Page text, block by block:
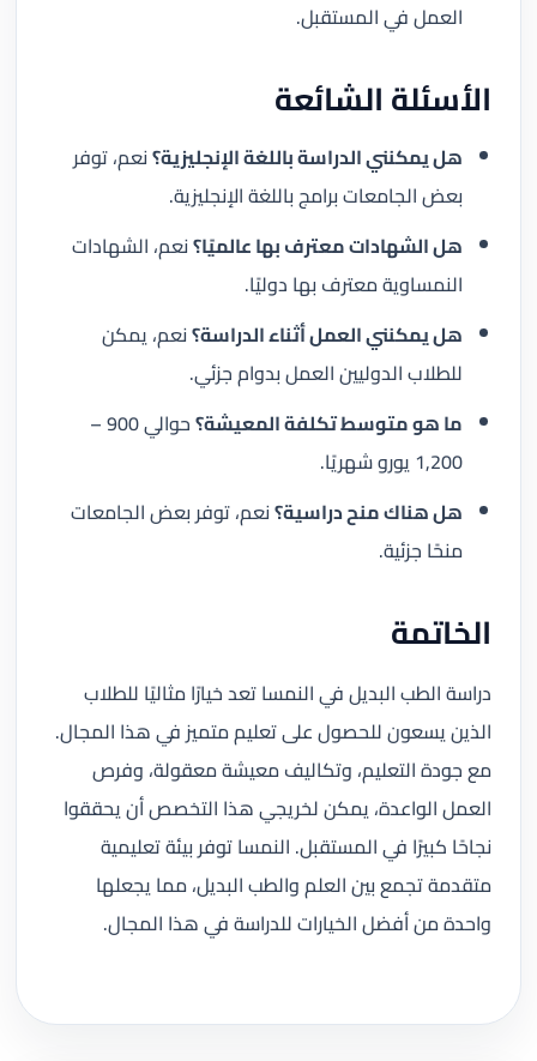
العمل في المستقبل.
الأسئلة الشائعة
هل يمكنني الدراسة باللغة الإنجليزية؟نعم، توفر
بعض الجامعات برامج باللغة الإنجليزية.
هل الشهادات معترف بها عالميًا؟نعم، الشهادات
النمساوية معترف بها دوليًا.
هل يمكنني العمل أثناء الدراسة؟نعم، يمكن
للطلاب الدوليين العمل بدوام جزئي.
ما هو متوسط تكلفة المعيشة؟
حوالي 900 –
1,200 يورو شهريًا.
هل هناك منح دراسية؟نعم، توفر بعض الجامعات
منحًا جزئية.
الخاتمة
دراسة الطب البديل في النمسا تعد خيارًا مثاليًا للطلاب
الذين يسعون للحصول على تعليم متميز في هذا المجال.
مع جودة التعليم، وتكاليف معيشة معقولة، وفرص
العمل الواعدة، يمكن لخريجي هذا التخصص أن يحققوا
نجاحًا كبيرًا في المستقبل. النمسا توفر بيئة تعليمية
متقدمة تجمع بين العلم والطب البديل، مما يجعلها
واحدة من أفضل الخيارات للدراسة في هذا المجال.